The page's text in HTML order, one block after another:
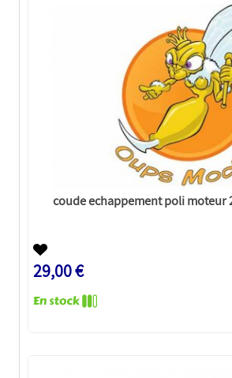
coude echappement poli moteur
29,00 €